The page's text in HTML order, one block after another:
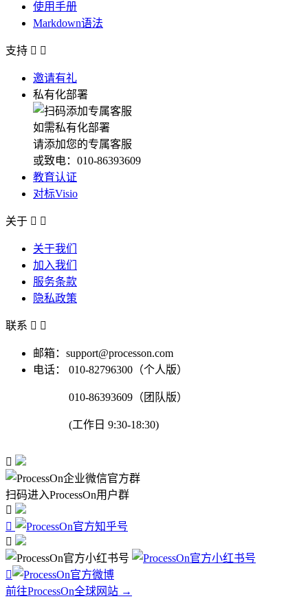
使用手册
Markdown语法
支持  
邀请有礼
私有化部署
如需私有化部署
请添加您的专属客服
或致电：010-86393609
教育认证
对标Visio
关于  
关于我们
加入我们
服务条款
隐私政策
联系  
邮箱：support@processon.com
电话：
010-82796300（个人版）
010-86393609（团队版）
(工作日 9:30-18:30)

扫码进入ProcessOn用户群




前往ProcessOn全球网站 →